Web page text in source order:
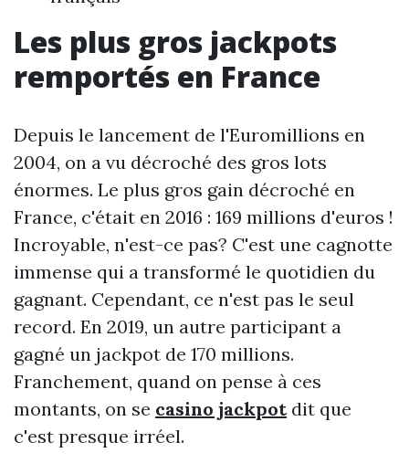
Les plus gros jackpots
remportés en France
Depuis le lancement de l'Euromillions en
2004, on a vu décroché des gros lots
énormes. Le plus gros gain décroché en
France, c'était en 2016 : 169 millions d'euros !
Incroyable, n'est-ce pas? C'est une cagnotte
immense qui a transformé le quotidien du
gagnant. Cependant, ce n'est pas le seul
record. En 2019, un autre participant a
gagné un jackpot de 170 millions.
Franchement, quand on pense à ces
montants, on se casino jackpotdit que
c'est presque irréel.